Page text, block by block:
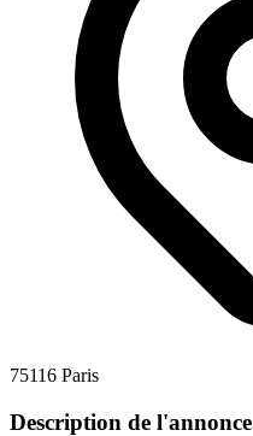
75116 Paris
Description de l'annonce